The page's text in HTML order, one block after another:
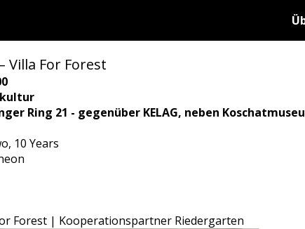
Villa For Forest
Ring 21 - gegenüber KELAG, neben
10 Years
Forest | Kooperationspartner Riedergarten